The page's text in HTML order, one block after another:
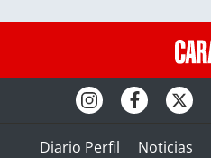
Diario Perfil Noticias